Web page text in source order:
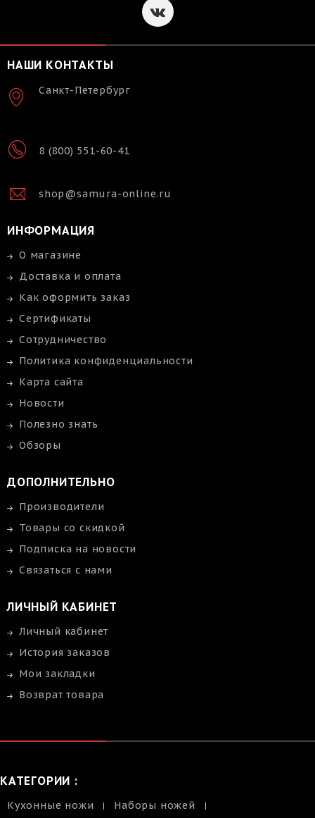
НАШИ КОНТАКТЫ
Санкт-Петербург
8 (800) 551-60-41
shop@samura-online.ru
ИНФОРМАЦИЯ
О магазине
Доставка и оплата
Как оформить заказ
Сертификаты
Сотрудничество
Политика конфиденциальности
Карта сайта
Новости
Полезно знать
Обзоры
ДОПОЛНИТЕЛЬНО
Производители
Товары со скидкой
Подписка на новости
Связаться с нами
ЛИЧНЫЙ КАБИНЕТ
Личный кабинет
История заказов
Мои закладки
Возврат товара
КАТЕГОРИИ :
Кухонные ножи
Наборы ножей